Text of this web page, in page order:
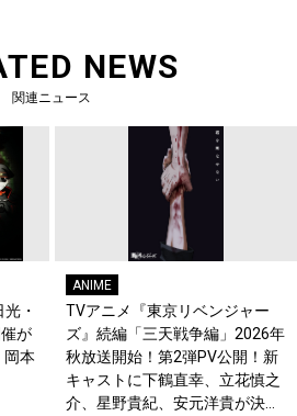
NEWS
関連ニュース
・
が
岡本
ANIME
TVアニメ『東京リベンジャー
ズ』続編「三天戦争編」2026年
秋放送開始！第2弾PV公開！新
キャストに下鶴直幸、立花慎之
介、星野貴紀、安元洋貴が決